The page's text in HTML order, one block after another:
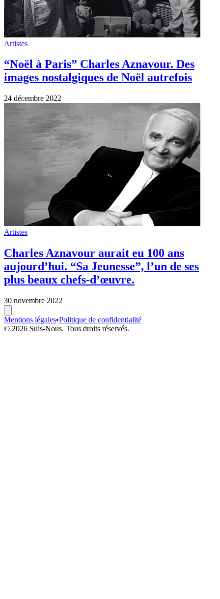
Artistes
Charles Aznavour aurait eu 100 ans
aujourd’hui. “Sa Jeunesse”, l’un de ses
plus beaux chefs-d’œuvre.
30 novembre 2022
Mentions légales
Politique de confidentialité
© 2026 Suis-Nous. Tous droits réservés.